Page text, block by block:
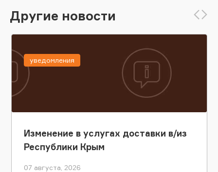
Другие новости
Изменение в услугах доставки в/из
Республики Крым
07 августа, 2026
уведомления